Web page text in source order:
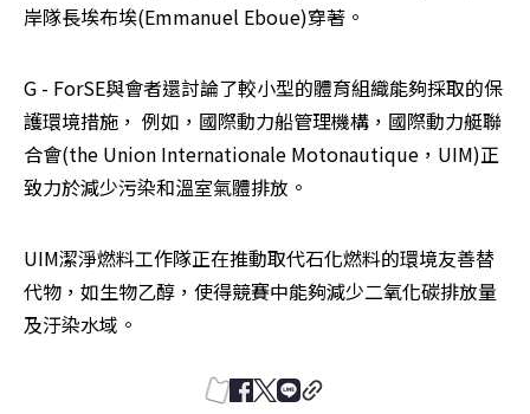
岸隊長埃布埃(Emmanuel Eboue)穿著。
G - ForSE與會者還討論了較小型的體育組織能夠採取的保
護環境措施， 例如，國際動力船管理機構，國際動力艇聯
合會(the Union Internationale Motonautique，UIM)正
致力於減少污染和溫室氣體排放。
UIM潔淨燃料工作隊正在推動取代石化燃料的環境友善替
代物，如生物乙醇，使得競賽中能夠減少二氧化碳排放量
及汙染水域。